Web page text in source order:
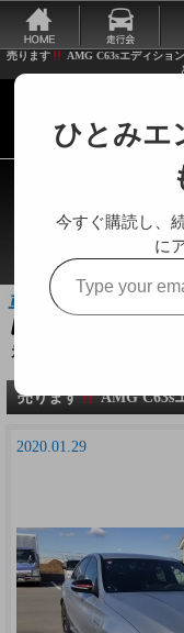
売ります
AMG C63sエディショ
走行会やレーシングカー
売ります AMG C63s
2020.01.29
ひとみエ
今すぐ購読し、
に
Type
your
email…